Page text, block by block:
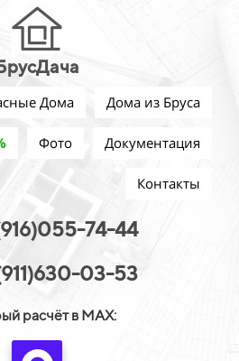
Дома Дома из Бруса
Фото Документация
Контакты
74-44
03-53
расчёт в MAX: